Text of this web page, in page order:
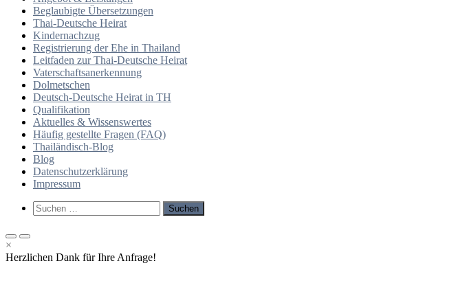
Beglaubigte Übersetzungen
Thai-Deutsche Heirat
Kindernachzug
Registrierung der Ehe in Thailand
Leitfaden zur Thai-Deutsche Heirat
Vaterschaftsanerkennung
Dolmetschen
Deutsch-Deutsche Heirat in TH
Qualifikation
Aktuelles & Wissenswertes
Häufig gestellte Fragen (FAQ)
Thailändisch-Blog
Blog
Datenschutzerklärung
Impressum
Such-
Formular
Suchen
nach:
Primäres
Menü
für
Primäres
Menü
für
×
Herzlichen Dank für Ihre Anfrage!